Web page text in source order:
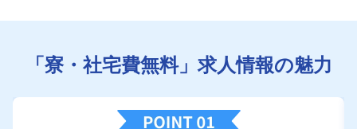
「寮・社宅費無料」求人情報の魅力